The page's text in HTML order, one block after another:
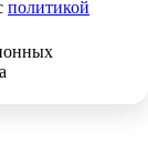
политикой